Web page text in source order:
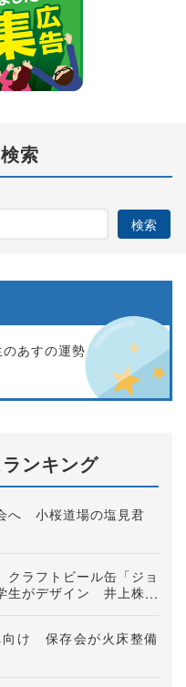
索
あすの運勢
ンキング
へ 小桜道場の塩見君
ラフトビール缶「ジョ
生がデザイン 井上株式
向け 保存会が火床整備